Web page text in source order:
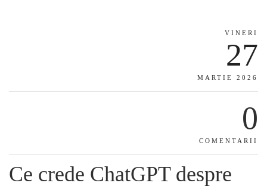
VINERI
27
MARTIE 2026
0
COMENTARII
Ce crede ChatGPT despre